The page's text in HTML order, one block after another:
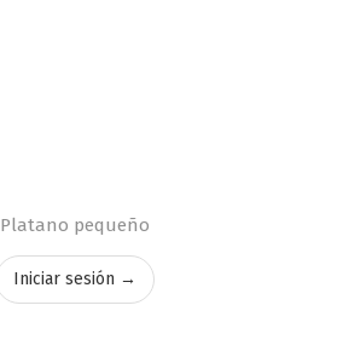
Platano pequeño
Iniciar sesión →